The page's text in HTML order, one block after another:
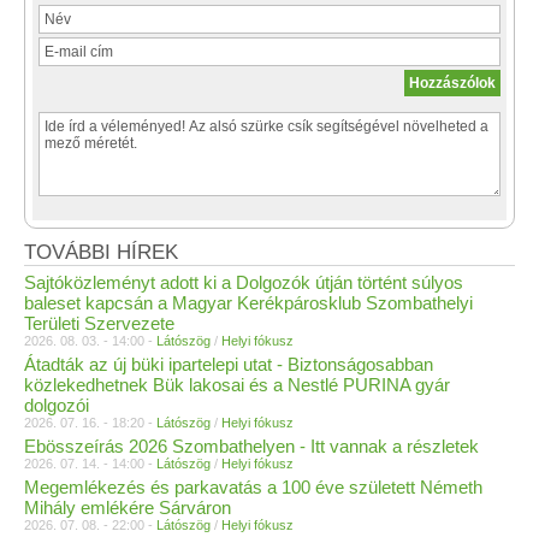
TOVÁBBI HÍREK
Sajtóközleményt adott ki a Dolgozók útján történt súlyos
baleset kapcsán a Magyar Kerékpárosklub Szombathelyi
Területi Szervezete
2026. 08. 03. - 14:00 - Látószög / Helyi fókusz
Átadták az új büki ipartelepi utat - Biztonságosabban
közlekedhetnek Bük lakosai és a Nestlé PURINA gyár
dolgozói
2026. 07. 16. - 18:20 - Látószög / Helyi fókusz
Ebösszeírás 2026 Szombathelyen - Itt vannak a részletek
2026. 07. 14. - 14:00 - Látószög / Helyi fókusz
Megemlékezés és parkavatás a 100 éve született Németh
Mihály emlékére Sárváron
2026. 07. 08. - 22:00 - Látószög / Helyi fókusz